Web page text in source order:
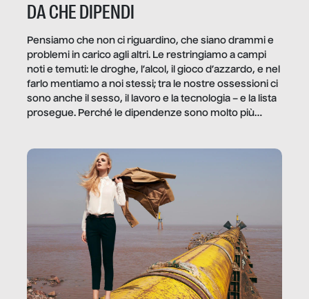
DA CHE DIPENDI
Pensiamo che non ci riguardino, che siano drammi e
problemi in carico agli altri. Le restringiamo a campi
noti e temuti: le droghe, l’alcol, il gioco d’azzardo, e nel
farlo mentiamo a noi stessi; tra le nostre ossessioni ci
sono anche il sesso, il lavoro e la tecnologia – e la lista
prosegue. Perché le dipendenze sono molto più
trae un guadagno. In questo reportage vediamo
quale e come.